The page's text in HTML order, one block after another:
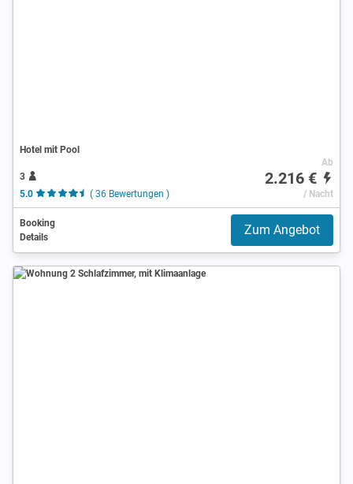
Hotel mit Pool
3
5.0
( 36 Bewertungen )
Ab
2.216 €
/ Nacht
Booking
Details
Zum Angebot